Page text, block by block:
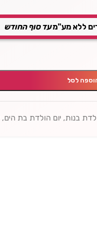
ללא מע"מעד סוף החודש
לסל
בנות, יום הולדת בת הים,